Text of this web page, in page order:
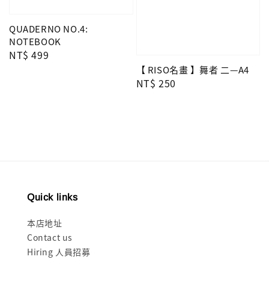
QUADERNO NO.4:
NOTEBOOK
Regular
NT$ 499
【 RISO名畫 】舞者 二—A4
Regular
NT$ 250
Quick links
本店地址
Contact us
Hiring 人員招募